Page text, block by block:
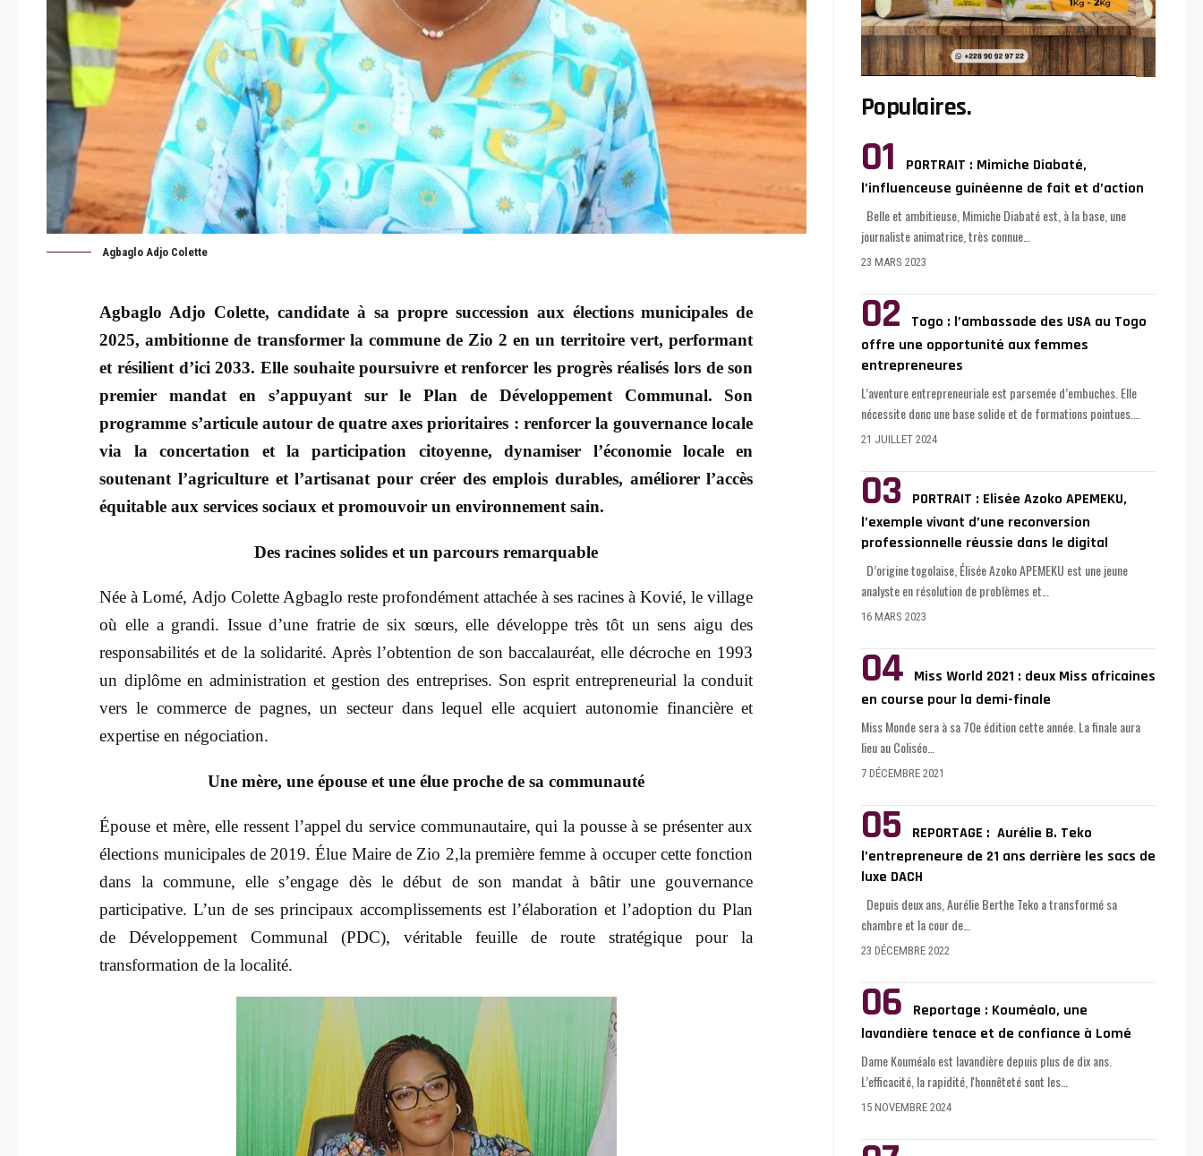
Agbaglo Adjo Colette
Agbaglo Adjo Colette, candidate à sa propre succession aux élections municipales de
2025, ambitionne de transformer la commune de Zio 2 en un territoire vert, performant
et résilient d’ici 2033. Elle souhaite poursuivre et renforcer les progrès réalisés lors de son
premier mandat en s’appuyant sur le Plan de Développement Communal. Son
programme s’articule autour de quatre axes prioritaires : renforcer la gouvernance locale
via la concertation et la participation citoyenne, dynamiser l’économie locale en
soutenant l’agriculture et l’artisanat pour créer des emplois durables, améliorer l’accès
équitable aux services sociaux et promouvoir un environnement sain.
Des racines solides et un parcours remarquable
Née à Lomé, Adjo Colette Agbaglo reste profondément attachée à ses racines à Kovié, le village
où elle a grandi. Issue d’une fratrie de six sœurs, elle développe très tôt un sens aigu des
responsabilités et de la solidarité. Après l’obtention de son baccalauréat, elle décroche en 1993
un diplôme en administration et gestion des entreprises. Son esprit entrepreneurial la conduit
vers le commerce de pagnes, un secteur dans lequel elle acquiert autonomie financière et
expertise en négociation.
Une mère, une épouse et une élue proche de sa communauté
Épouse et mère, elle ressent l’appel du service communautaire, qui la pousse à se présenter aux
élections municipales de 2019. Élue Maire de Zio 2,la première femme à occuper cette fonction
dans la commune, elle s’engage dès le début de son mandat à bâtir une gouvernance
participative. L’un de ses principaux accomplissements est l’élaboration et l’adoption du Plan
de Développement Communal (PDC), véritable feuille de route stratégique pour la
transformation de la localité.
Populaires.
PORTRAIT : Mimiche Diabaté,
l’influenceuse guinéenne de fait et d’action
Belle et ambitieuse, Mimiche Diabaté est, à la base, une
journaliste animatrice, très connue…
23 MARS 2023
Togo : l’ambassade des USA au Togo
offre une opportunité aux femmes
entrepreneures
L’aventure entrepreneuriale est parsemée d’embuches. Elle
nécessite donc une base solide et de formations pointues.
21 JUILLET 2024
PORTRAIT : Elisée Azoko APEMEKU,
l’exemple vivant d’une reconversion
professionnelle réussie dans le digital
D’origine togolaise, Élisée Azoko APEMEKU est une jeune
analyste en résolution de problèmes et
16 MARS 2023
Miss World 2021 : deux Miss africaines
en course pour la demi-finale
Miss Monde sera à sa 70e édition cette année. La finale aura
lieu au Coliséo…
7 DÉCEMBRE 2021
REPORTAGE : Aurélie B. Teko
l’entrepreneure de 21 ans derrière les sacs de
luxe DACH
Depuis deux ans, Aurélie Berthe Teko a transformé sa
chambre et la cour de…
23 DÉCEMBRE 2022
Reportage : Kouméalo, une
lavandière tenace et de confiance à Lomé
Dame Kouméalo est lavandière depuis plus de dix ans.
L’efficacité, la rapidité, l'honnêteté sont les…
15 NOVEMBRE 2024